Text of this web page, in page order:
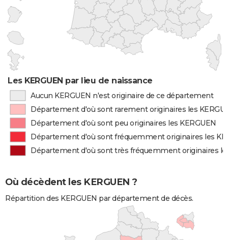
Les KERGUEN par lieu de naissance
Aucun KERGUEN n'est originaire de ce département
Département d'où sont rarement originaires les
Département d'où sont peu originaires les KERGUEN
Département d'où sont fréquemment originaires les
Département d'où sont très fréquemment originaires
Où décèdent les KERGUEN ?
Répartition des KERGUEN par département de décès.